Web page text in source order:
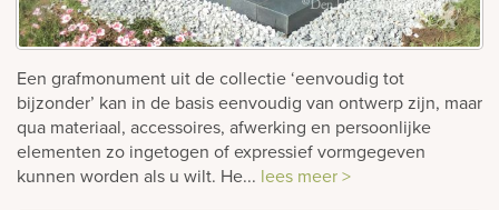
Een grafmonument uit de collectie ‘eenvoudig tot
bijzonder’ kan in de basis eenvoudig van ontwerp zijn, maar
qua materiaal, accessoires, afwerking en persoonlijke
elementen zo ingetogen of expressief vormgegeven
kunnen worden als u wilt. He... lees meer >